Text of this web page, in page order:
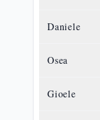
Daniele
Osea
Gioele